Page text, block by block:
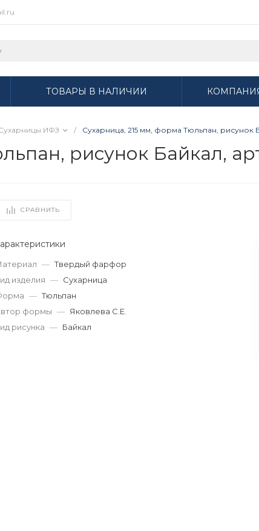
ТОВАРЫ В НАЛИЧИИ
ИФЗ / Сухарница, 215 мм, форма Тюльпан, рисунок
рисунок Байкал,
СРАВНИТЬ
— Твердый фарфор
изделия — Сухарница
— Тюльпан
формы — Яковлева С.Е.
рисунка — Байкал